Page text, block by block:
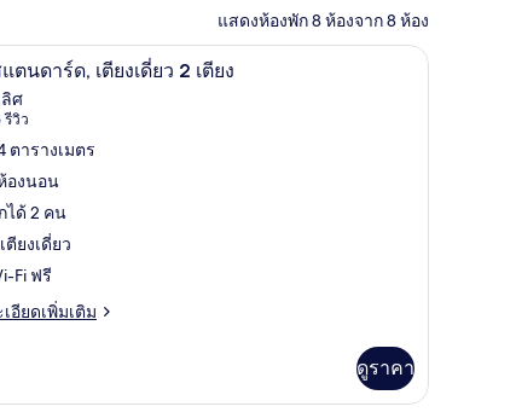
แสดงห้องพัก 8 ห้องจาก 8 ห้อง
งพัก, ผ้าม่านกันแสง
ย
ด
ดาร์ด,
ห้องสแตนดาร์ด, เตียงเดี่ยว 2 เตียง | เครื่อง
ตนดาร์ด, เตียงเดี่ยว 2 เตียง
ก 10
ลิศ
รีวิว
ว)ตารางเมตร
องนอน
ได้ 2 คน
ตียงเดี่ยว
Fi ฟรี
อียดเพิ่มเติม
ดูราคา